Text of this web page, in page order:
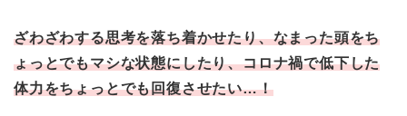
ざわざわする思考を落ち着かせたり、なまった頭をち
ょっとでもマシな状態にしたり、コロナ禍で低下した
体力をちょっとでも回復させたい…！